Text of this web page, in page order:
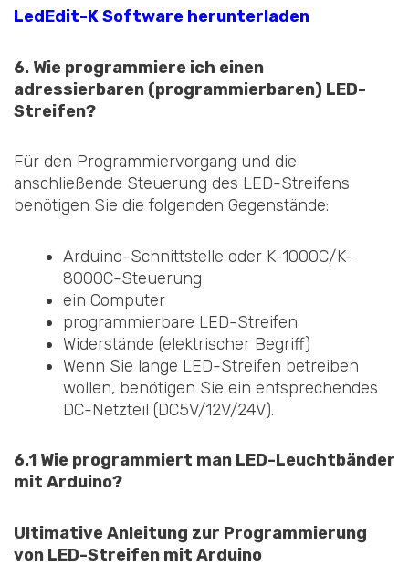
LedEdit-K Software herunterladen
6. Wie programmiere ich einen
adressierbaren (programmierbaren) LED-
Streifen?
Für den Programmiervorgang und die
anschließende Steuerung des LED-Streifens
benötigen Sie die folgenden Gegenstände:
Arduino-Schnittstelle oder K-1000C/K-
8000C-Steuerung
ein Computer
programmierbare LED-Streifen
Widerstände (elektrischer Begriff)
Wenn Sie lange LED-Streifen betreiben
wollen, benötigen Sie ein entsprechendes
DC-Netzteil (DC5V/12V/24V).
6.1 Wie programmiert man LED-Leuchtbänder
mit Arduino?
Ultimative Anleitung zur Programmierung
von LED-Streifen mit Arduino